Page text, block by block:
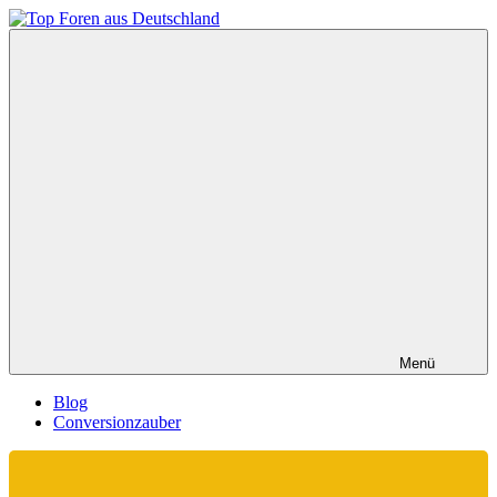
Zum
Inhalt
Menü
Blog
Conversionzauber